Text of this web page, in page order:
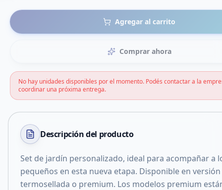
Agregar al carrito
Comprar ahora
No hay unidades disponibles por el momento. Podés contactar a la
coordinar una próxima entrega.
Descripción del producto
Set de jardín personalizado, ideal para acompañar a
pequeños en esta nueva etapa. Disponible en versión
termosellada o premium. Los modelos premium